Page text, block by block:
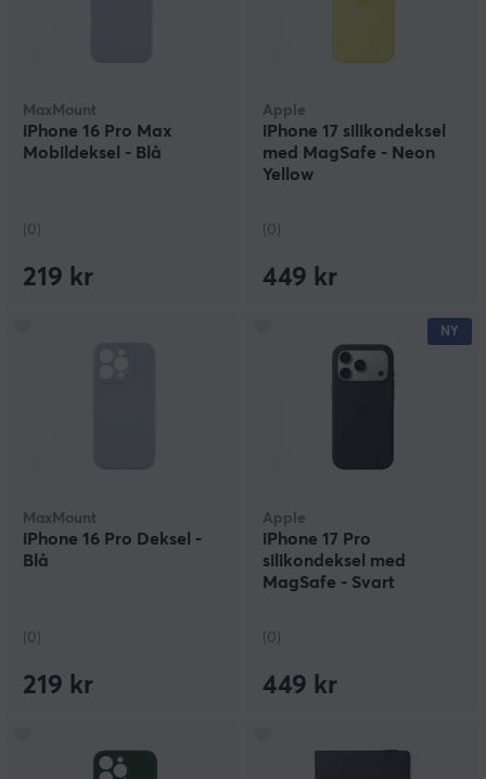
MaxMount
iPhone 16 Pro Max
Mobildeksel - Blå
(0)
219 kr
Apple
iPhone 17 silikondeksel
med MagSafe - Neon
Yellow
(0)
449 kr
MaxMount
iPhone 16 Pro Deksel -
Blå
(0)
219 kr
NY
Apple
iPhone 17 Pro
silikondeksel med
MagSafe - Svart
(0)
449 kr